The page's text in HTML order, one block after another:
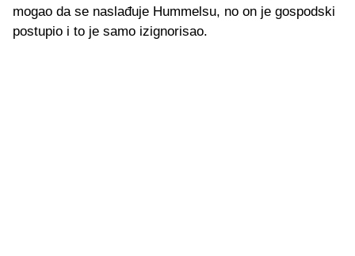
mogao da se naslađuje Hummelsu, no on je gospodski
postupio i to je samo izignorisao.